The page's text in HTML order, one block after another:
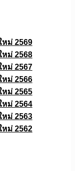
หม่ 2569
หม่ 2568
หม่ 2567
หม่ 2566
หม่ 2565
หม่ 2564
หม่ 2563
หม่ 2562